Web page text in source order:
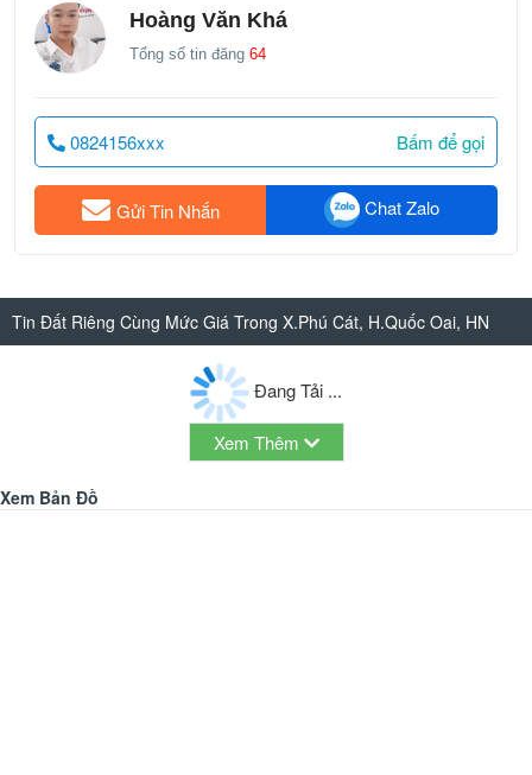
Hoàng Văn Khá
Tổng số tin đăng 64
0824156xxx Bấm để gọi
Gửi Tin Nhắn Chat Zalo
Tin Đất Riêng Cùng Mức Giá Trong X.Phú Cát, H.Quốc Oai, HN
Đang Tải ...
Xem Thêm
Xem Bản Đồ